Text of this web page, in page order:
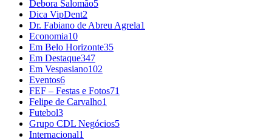
Debora Salomão5
Dica VipDent2
Dr. Fabiano de Abreu Agrela1
Economia10
Em Belo Horizonte35
Em Destaque347
Em Vespasiano102
Eventos6
FEF – Festas e Fotos71
Felipe de Carvalho1
Futebol3
Grupo CDL Negócios5
Internacional1